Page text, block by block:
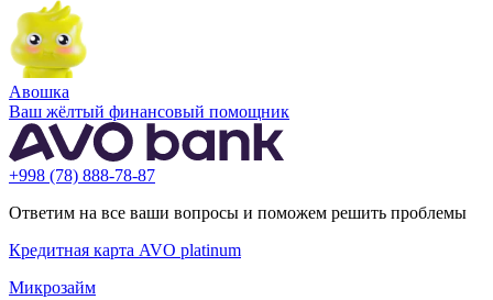
Aвошка
Ваш жёлтый финансовый помощник
+998 (78) 888-78-87
Ответим на все ваши вопросы и поможем решить проблемы
Кредитная карта AVO platinum
Микрозайм